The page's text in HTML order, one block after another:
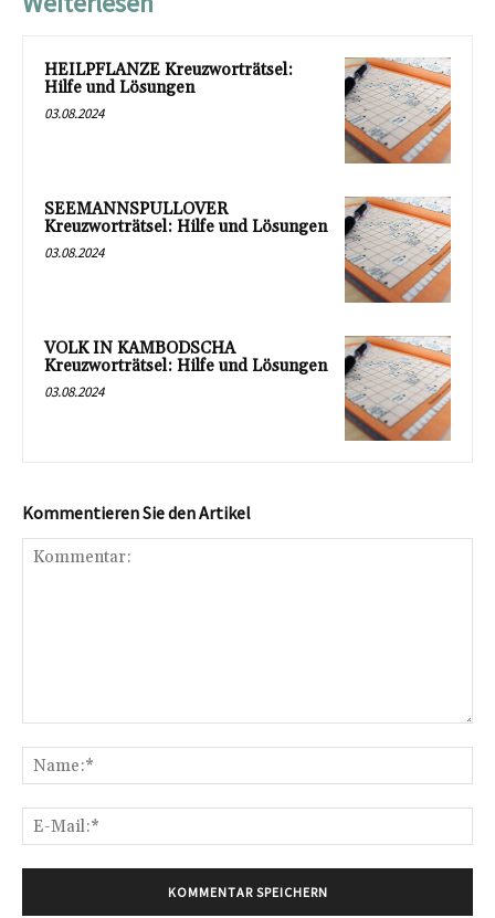
HEILPFLANZE Kreuzworträtsel:
Hilfe und Lösungen
03.08.2024
SEEMANNSPULLOVER
Kreuzworträtsel: Hilfe und Lösungen
03.08.2024
VOLK IN KAMBODSCHA
Kreuzworträtsel: Hilfe und Lösungen
03.08.2024
Kommentieren Sie den Artikel